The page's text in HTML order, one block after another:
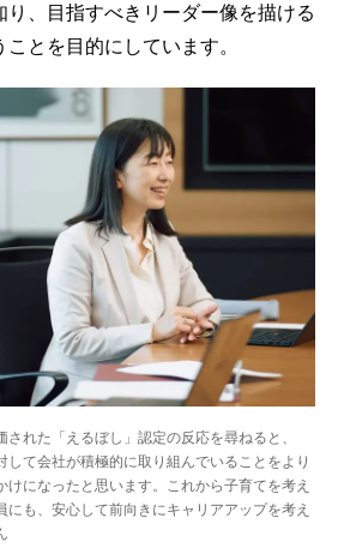
り、目指すべきリーダー像を描ける
とを目的にしています。
れた「えるぼし」認定の反応を尋ねると、
して会社が積極的に取り組んでいることをより
けになったと思います。これから子育てを考え
にも、安心して前向きにキャリアアップを考え